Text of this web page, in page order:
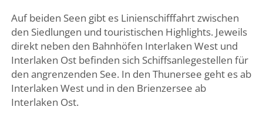
Auf beiden Seen gibt es Linienschifffahrt zwischen
den Siedlungen und touristischen Highlights. Jeweils
direkt neben den Bahnhöfen Interlaken West und
Interlaken Ost befinden sich Schiffsanlegestellen für
den angrenzenden See. In den Thunersee geht es ab
Interlaken West und in den Brienzersee ab
Interlaken Ost.